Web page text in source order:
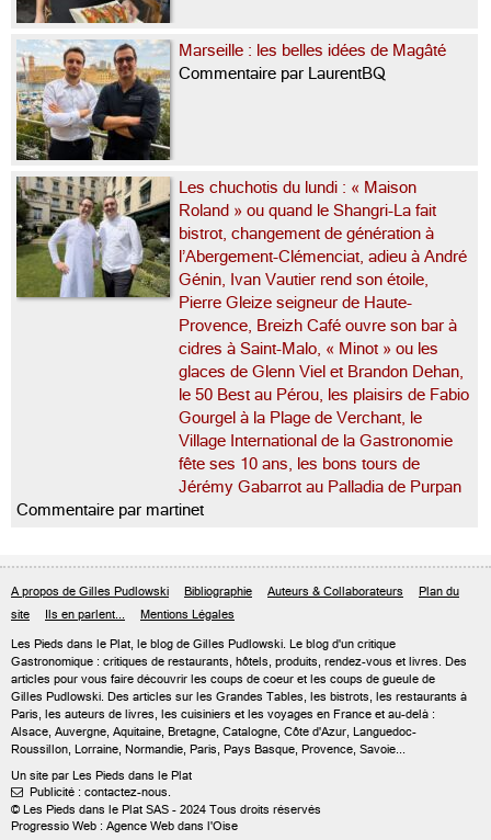
Marseille : les belles idées de Magâté
Commentaire par LaurentBQ
Les chuchotis du lundi : « Maison
Roland » ou quand le Shangri-La fait
bistrot, changement de génération à
l’Abergement-Clémenciat, adieu à André
Génin, Ivan Vautier rend son étoile,
Pierre Gleize seigneur de Haute-
Provence, Breizh Café ouvre son bar à
cidres à Saint-Malo, « Minot » ou les
glaces de Glenn Viel et Brandon Dehan,
le 50 Best au Pérou, les plaisirs de Fabio
Gourgel à la Plage de Verchant, le
Village International de la Gastronomie
fête ses 10 ans, les bons tours de
Jérémy Gabarrot au Palladia de Purpan
Commentaire par martinet
A propos de Gilles Pudlowski Bibliographie Auteurs & Collaborateurs
Plan du
site
Ils en parlent... Mentions Légales
Les Pieds dans le Plat, le blog de Gilles Pudlowski. Le blog d'un critique
Gastronomique : critiques de restaurants, hôtels, produits, rendez-vous et livres. Des
articles pour vous faire découvrir les coups de coeur et les coups de gueule de
Gilles Pudlowski. Des articles sur les Grandes Tables, les bistrots, les restaurants à
Paris, les auteurs de livres, les cuisiniers et les voyages en France et au-delà :
Alsace, Auvergne, Aquitaine, Bretagne, Catalogne, Côte d'Azur, Languedoc-
Roussillon, Lorraine, Normandie, Paris, Pays Basque, Provence, Savoie...
Un site par Les Pieds dans le Plat
 Publicité : contactez-nous.
© Les Pieds dans le Plat SAS - 2024 Tous droits réservés
Progressio Web : Agence Web dans l'Oise